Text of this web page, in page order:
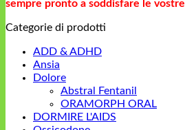
sempre pronto a soddisfare le vostre
Categorie di prodotti
ADD & ADHD
Ansia
Dolore
Abstral Fentanil
ORAMORPH ORAL
DORMIRE L'AIDS